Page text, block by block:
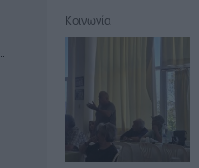
Κοινωνία